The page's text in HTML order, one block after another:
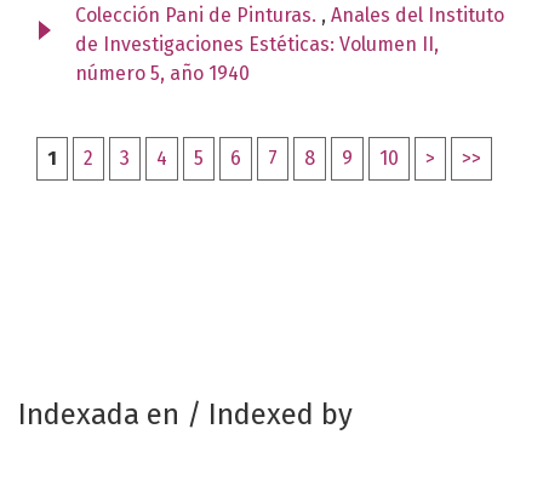
Colección Pani de Pinturas. , Anales del Instituto
de Investigaciones Estéticas: Volumen II,
número 5, año 1940
1 2 3 4 5 6 7 8 9 10 > >>
Indexada en / Indexed by